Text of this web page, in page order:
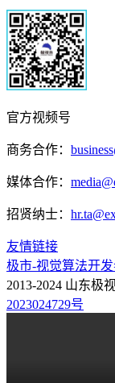
官方视频号
商务合作：
媒体合作：
招贤纳士：
友情链接
极市-视觉算法开
2013-2024 山东极
2023024729号